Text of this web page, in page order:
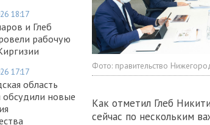
18:17
и Глеб
рабочую
17:17
область
обсудили новые
Фото: правительство
Как отметил Глеб
сейчас по нескольким